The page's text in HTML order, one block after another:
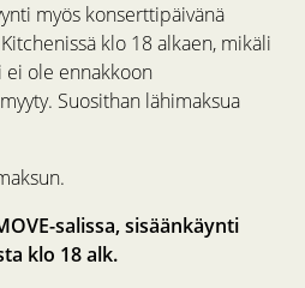
myös konserttipäivänä
klo 18 alkaen, mikäli
ei ole ennakkoon
Suosithan lähimaksua
salissa, sisäänkäynti
klo 18 alk.